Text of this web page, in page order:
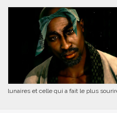
lunaires et celle qui a fait le plus